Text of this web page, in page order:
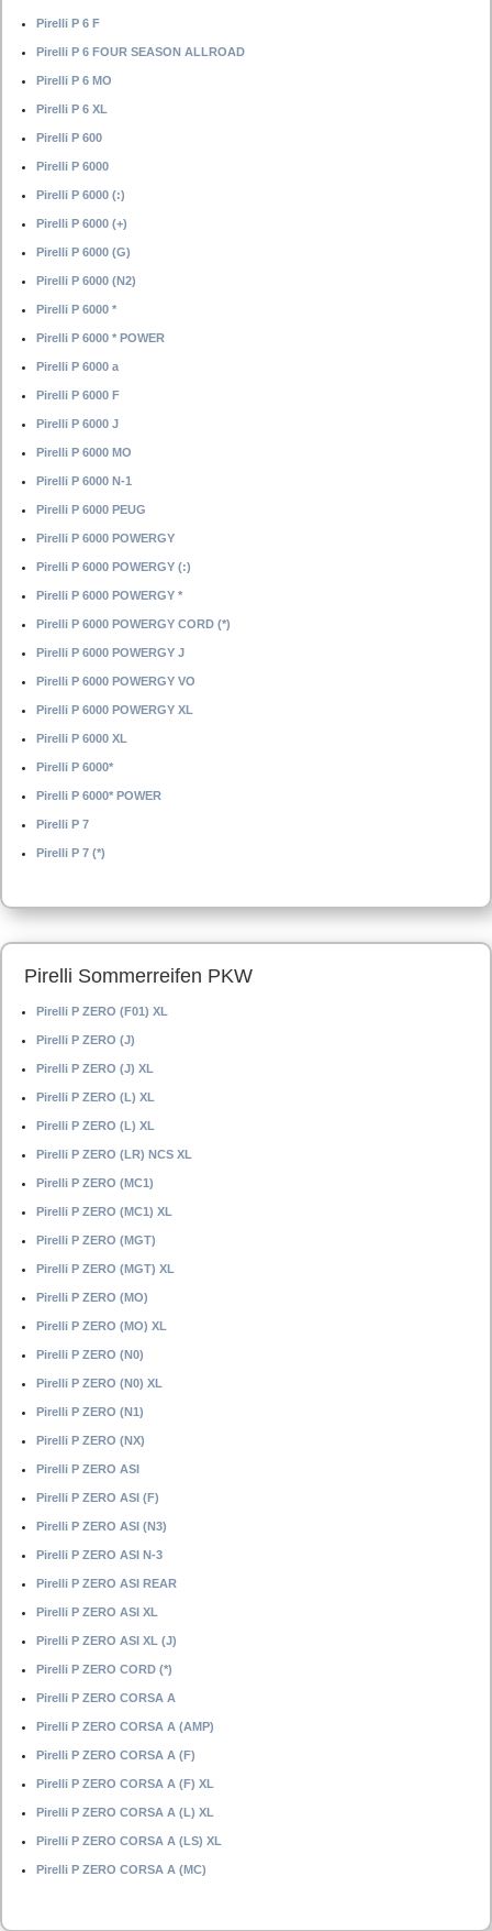
Pirelli P 6 F
Pirelli P 6 FOUR SEASON ALLROAD
Pirelli P 6 MO
Pirelli P 6 XL
Pirelli P 600
Pirelli P 6000
Pirelli P 6000 (:)
Pirelli P 6000 (+)
Pirelli P 6000 (G)
Pirelli P 6000 (N2)
Pirelli P 6000 *
Pirelli P 6000 * POWER
Pirelli P 6000 a
Pirelli P 6000 F
Pirelli P 6000 J
Pirelli P 6000 MO
Pirelli P 6000 N-1
Pirelli P 6000 PEUG
Pirelli P 6000 POWERGY
Pirelli P 6000 POWERGY (:)
Pirelli P 6000 POWERGY *
Pirelli P 6000 POWERGY CORD (*)
Pirelli P 6000 POWERGY J
Pirelli P 6000 POWERGY VO
Pirelli P 6000 POWERGY XL
Pirelli P 6000 XL
Pirelli P 6000*
Pirelli P 6000* POWER
Pirelli P 7
Pirelli P 7 (*)
Pirelli Sommerreifen PKW
Pirelli P ZERO (F01) XL
Pirelli P ZERO (J)
Pirelli P ZERO (J) XL
Pirelli P ZERO (L) XL
Pirelli P ZERO (L) XL
Pirelli P ZERO (LR) NCS XL
Pirelli P ZERO (MC1)
Pirelli P ZERO (MC1) XL
Pirelli P ZERO (MGT)
Pirelli P ZERO (MGT) XL
Pirelli P ZERO (MO)
Pirelli P ZERO (MO) XL
Pirelli P ZERO (N0)
Pirelli P ZERO (N0) XL
Pirelli P ZERO (N1)
Pirelli P ZERO (NX)
Pirelli P ZERO ASI
Pirelli P ZERO ASI (F)
Pirelli P ZERO ASI (N3)
Pirelli P ZERO ASI N-3
Pirelli P ZERO ASI REAR
Pirelli P ZERO ASI XL
Pirelli P ZERO ASI XL (J)
Pirelli P ZERO CORD (*)
Pirelli P ZERO CORSA A
Pirelli P ZERO CORSA A (AMP)
Pirelli P ZERO CORSA A (F)
Pirelli P ZERO CORSA A (F) XL
Pirelli P ZERO CORSA A (L) XL
Pirelli P ZERO CORSA A (LS) XL
Pirelli P ZERO CORSA A (MC)